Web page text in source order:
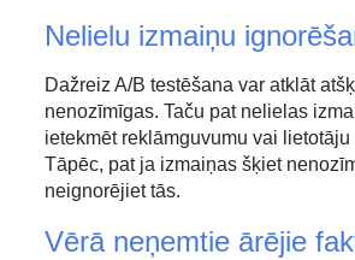
Nelielu izmaiņu
Dažreiz A/B testēšana var atklāt
nenozīmīgas. Taču pat nelielas
ietekmēt reklāmguvumu vai lietotāju
Tāpēc, pat ja izmaiņas šķiet
neignorējiet tās.
Vērā neņemtie ārējie